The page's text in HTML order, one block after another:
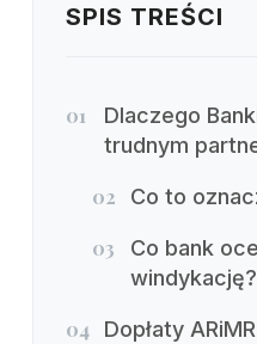
SPIS TREŚCI
01
Dlaczego
trudnym
02 Co to
03
Co bank
windykację?
04
Dopłaty